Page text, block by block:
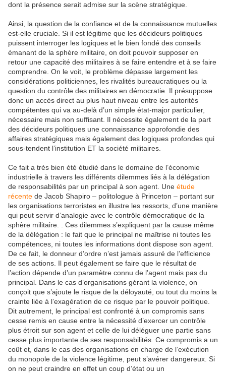
dont la présence serait admise sur la scène stratégique.
Ainsi, la question de la confiance et de la connaissance mutuelles
est-elle cruciale. Si il est légitime que les décideurs politiques
puissent interroger les logiques et le bien fondé des conseils
émanant de la sphère militaire, on doit pouvoir supposer en
retour une capacité des militaires à se faire entendre et à se faire
comprendre. On le voit, le problème dépasse largement les
considérations politiciennes, les rivalités bureaucratiques ou la
question du contrôle des militaires en démocratie. Il présuppose
donc un accès direct au plus haut niveau entre les autorités
compétentes qui va au-delà d’un simple état-major particulier,
nécessaire mais non suffisant. Il nécessite également de la part
des décideurs politiques une connaissance approfondie des
affaires stratégiques mais également des logiques profondes qui
sous-tendent l’institution ET la société militaires.
Ce fait a très bien été étudié dans le domaine de l’économie
industrielle à travers les différents dilemmes liés à la délégation
de responsabilités par un principal à son agent. Une étude
récente de Jacob Shapiro – politologue à Princeton – portant sur
les organisations terroristes en illustre les ressorts, d’une manière
qui peut servir d’analogie avec le contrôle démocratique de la
sphère militaire. . Ces dilemmes s’expliquent par la cause même
de la délégation : le fait que le principal ne maîtrise ni toutes les
compétences, ni toutes les informations dont dispose son agent.
De ce fait, le donneur d’ordre n’est jamais assuré de l’efficience
de ses actions. Il peut également se faire que le résultat de
l’action dépende d’un paramètre connu de l’agent mais pas du
principal. Dans le cas d’organisations gérant la violence, on
conçoit que s’ajoute le risque de la déloyauté, ou tout du moins la
crainte liée à l’exagération de ce risque par le pouvoir politique.
Dit autrement, le principal est confronté à un compromis sans
cesse remis en cause entre la nécessité d’exercer un contrôle
plus étroit sur son agent et celle de lui déléguer une partie sans
cesse plus importante de ses responsabilités. Ce compromis a un
coût et, dans le cas des organisations en charge de l’exécution
du monopole de la violence légitime, peut s’avérer dangereux. Si
on ne peut craindre en effet un coup d’état ou un